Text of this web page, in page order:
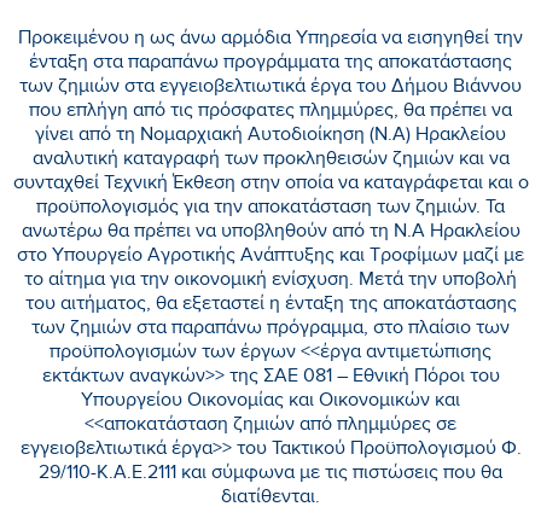
Προκειμένου η ως άνω αρμόδια Υπηρεσία να εισηγηθεί την
ένταξη στα παραπάνω προγράμματα της αποκατάστασης
των ζημιών στα εγγειοβελτιωτικά έργα του Δήμου Βιάννου
που επλήγη από τις πρόσφατες πλημμύρες, θα πρέπει να
γίνει από τη Νομαρχιακή Αυτοδιοίκηση (Ν.Α) Ηρακλείου
αναλυτική καταγραφή των προκληθεισών ζημιών και να
συνταχθεί Τεχνική Έκθεση στην οποία να καταγράφεται και ο
προϋπολογισμός για την αποκατάσταση των ζημιών. Τα
ανωτέρω θα πρέπει να υποβληθούν από τη Ν.Α Ηρακλείου
στο Υπουργείο Αγροτικής Ανάπτυξης και Τροφίμων μαζί με
το αίτημα για την οικονομική ενίσχυση. Μετά την υποβολή
του αιτήματος, θα εξεταστεί η ένταξη της αποκατάστασης
των ζημιών στα παραπάνω πρόγραμμα, στο πλαίσιο των
προϋπολογισμών των έργων <<έργα αντιμετώπισης
εκτάκτων αναγκών>> της ΣΑΕ 081 – Εθνική Πόροι του
Υπουργείου Οικονομίας και Οικονομικών και
<<αποκατάσταση ζημιών από πλημμύρες σε
εγγειοβελτιωτικά έργα>> του Τακτικού Προϋπολογισμού Φ.
29/110-Κ.Α.Ε.2111 και σύμφωνα με τις πιστώσεις που θα
διατίθενται.